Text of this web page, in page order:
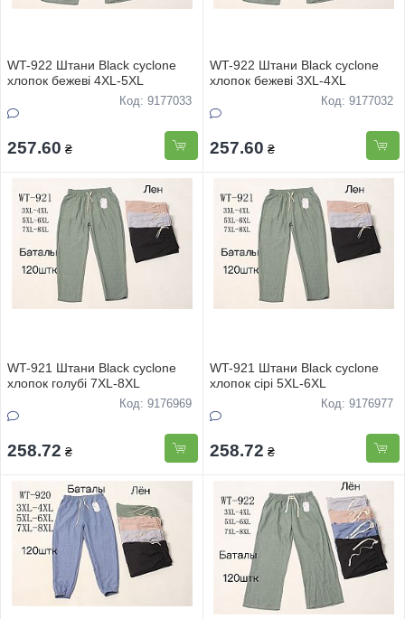
WT-922 Штани Black cyclone
хлопок бежеві 4XL-5XL
Код: 9177033
257.60 ₴
WT-922 Штани Black cyclone
хлопок бежеві 3XL-4XL
Код: 9177032
257.60 ₴
WT-921 Штани Black cyclone
хлопок голубі 7XL-8XL
Код: 9176969
258.72 ₴
WT-921 Штани Black cyclone
хлопок сірі 5XL-6XL
Код: 9176977
258.72 ₴